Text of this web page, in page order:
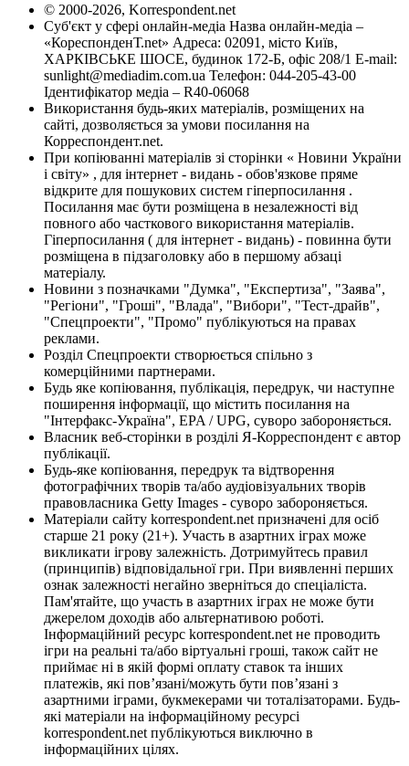
© 2000-2026, Korrespondent.net
Суб'єкт у сфері онлайн-медіа Назва онлайн-медіа –
«КореспонденТ.net» Адреса: 02091, місто Київ,
ХАРКІВСЬКЕ ШОСЕ, будинок 172-Б, офіс 208/1 E-mail:
sunlight@mediadim.com.ua Телефон: 044-205-43-00
Ідентифікатор медіа – R40-06068
Використання будь-яких матеріалів, розміщених на
сайті, дозволяється за умови посилання на
Корреспондент.net.
При копіюванні матеріалів зі сторінки « Новини України
і світу» , для інтернет - видань - обов'язкове пряме
відкрите для пошукових систем гіперпосилання .
Посилання має бути розміщена в незалежності від
повного або часткового використання матеріалів.
Гіперпосилання ( для інтернет - видань) - повинна бути
розміщена в підзаголовку або в першому абзаці
матеріалу.
Новини з позначками "Думка", "Експертиза", "Заява",
"Регіони", "Гроші", "Влада", "Вибори", "Тест-драйв",
"Спецпроекти", "Промо" публікуються на правах
реклами.
Розділ Спецпроекти створюється спільно з
комерційними партнерами.
Будь яке копіювання, публікація, передрук, чи наступне
поширення інформації, що містить посилання на
"Інтерфакс-Україна", EPA / UPG, суворо забороняється.
Власник веб-сторінки в розділі Я-Корреспондент є автор
публікації.
Будь-яке копіювання, передрук та відтворення
фотографічних творів та/або аудіовізуальних творів
правовласника Getty Images - суворо забороняється.
Матеріали сайту korrespondent.net призначені для осіб
старше 21 року (21+). Участь в азартних іграх може
викликати ігрову залежність. Дотримуйтесь правил
(принципів) відповідальної гри. При виявленні перших
ознак залежності негайно зверніться до спеціаліста.
Пам'ятайте, що участь в азартних іграх не може бути
джерелом доходів або альтернативою роботі.
Інформаційний ресурс korrespondent.net не проводить
ігри на реальні та/або віртуальні гроші, також сайт не
приймає ні в якій формі оплату ставок та інших
платежів, які пов’язані/можуть бути пов’язані з
азартними іграми, букмекерами чи тоталізаторами. Будь-
які матеріали на інформаційному ресурсі
korrespondent.net публікуються виключно в
інформаційних цілях.